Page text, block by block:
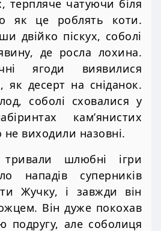
терпляче чатуючи біля
як це роблять коти.
двійко піскух, соболі
де росла лохина.
ягоди виявилися
як десерт на сніданок.
соболі сховалися у
кам’янистих
не виходили назовні.
шлюбні ігри
нападів суперників
Жучку, і завжди він
Він дуже покохав
подругу, але соболиця